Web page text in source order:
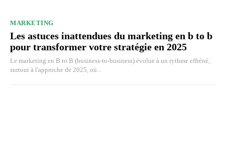
MARKETING
Les astuces inattendues du marketing en b to b
pour transformer votre stratégie en 2025
Le marketing en B to B (business-to-business) évolue à un rythme effréné,
surtout à l'approche de 2025, où...